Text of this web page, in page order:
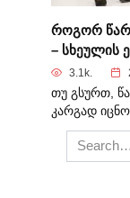
როგორ
– სხეულის
3.1k.
თუ გსურთ,
კარგად
Search
for: